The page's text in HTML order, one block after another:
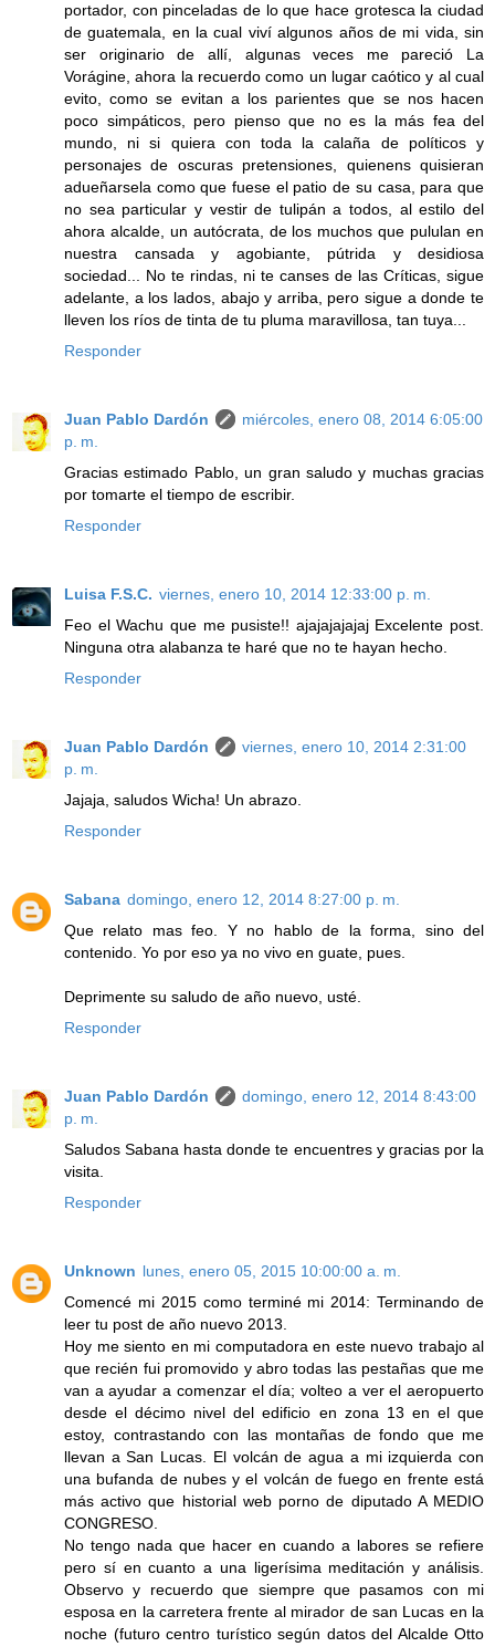
portador, con pinceladas de lo que hace grotesca la ciudad
de guatemala, en la cual viví algunos años de mi vida, sin
ser originario de allí, algunas veces me pareció La
Vorágine, ahora la recuerdo como un lugar caótico y al cual
evito, como se evitan a los parientes que se nos hacen
poco simpáticos, pero pienso que no es la más fea del
mundo, ni si quiera con toda la calaña de políticos y
personajes de oscuras pretensiones, quienens quisieran
adueñarsela como que fuese el patio de su casa, para que
no sea particular y vestir de tulipán a todos, al estilo del
ahora alcalde, un autócrata, de los muchos que pululan en
nuestra cansada y agobiante, pútrida y desidiosa
sociedad... No te rindas, ni te canses de las Críticas, sigue
adelante, a los lados, abajo y arriba, pero sigue a donde te
lleven los ríos de tinta de tu pluma maravillosa, tan tuya...
Responder
Juan Pablo Dardón
miércoles, enero 08, 2014 6:05:00
p. m.
Gracias estimado Pablo, un gran saludo y muchas gracias
por tomarte el tiempo de escribir.
Responder
Luisa F.S.C. viernes, enero 10, 2014 12:33:00 p. m.
Feo el Wachu que me pusiste!! ajajajajajaj Excelente post.
Ninguna otra alabanza te haré que no te hayan hecho.
Responder
Juan Pablo Dardón
viernes, enero 10, 2014 2:31:00
p. m.
Jajaja, saludos Wicha! Un abrazo.
Responder
Sabana domingo, enero 12, 2014 8:27:00 p. m.
Que relato mas feo. Y no hablo de la forma, sino del
contenido. Yo por eso ya no vivo en guate, pues.
Deprimente su saludo de año nuevo, usté.
Responder
Juan Pablo Dardón
domingo, enero 12, 2014 8:43:00
p. m.
Saludos Sabana hasta donde te encuentres y gracias por la
visita.
Responder
Unknown lunes, enero 05, 2015 10:00:00 a. m.
Comencé mi 2015 como terminé mi 2014: Terminando de
leer tu post de año nuevo 2013.
Hoy me siento en mi computadora en este nuevo trabajo al
que recién fui promovido y abro todas las pestañas que me
van a ayudar a comenzar el día; volteo a ver el aeropuerto
desde el décimo nivel del edificio en zona 13 en el que
estoy, contrastando con las montañas de fondo que me
llevan a San Lucas. El volcán de agua a mi izquierda con
una bufanda de nubes y el volcán de fuego en frente está
más activo que historial web porno de diputado A MEDIO
CONGRESO.
No tengo nada que hacer en cuando a labores se refiere
pero sí en cuanto a una ligerísima meditación y análisis.
Observo y recuerdo que siempre que pasamos con mi
esposa en la carretera frente al mirador de san Lucas en la
noche (futuro centro turístico según datos del Alcalde Otto